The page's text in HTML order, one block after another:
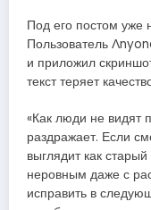
Под его постом уже
Пользователь
и приложил
текст теряет
«Как люди не видят
раздражает. Если
выглядит как
неровным даже с
исправить в